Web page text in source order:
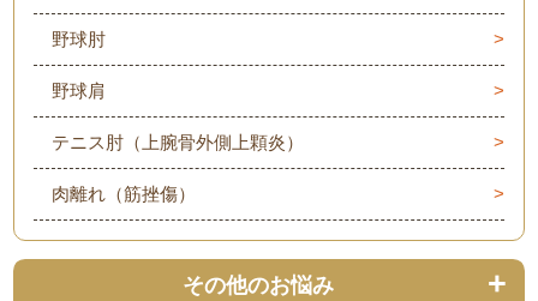
野球肘
野球肩
テニス肘（上腕骨外側上顆炎）
肉離れ（筋挫傷）
その他のお悩み